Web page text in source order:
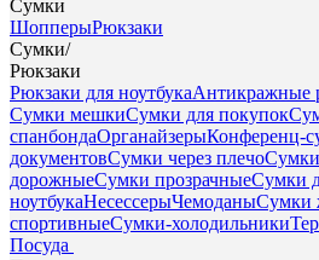
Сумки
ШопперыРюкзаки
Сумки/
Рюкзаки
Рюкзаки для ноутбукаАнтикражные
Сумки мешкиСумки для покупок
спанбондаОрганайзерыКонференц-
документовСумки через плечо
дорожныеСумки прозрачныеСумки
ноутбукаНесессерыЧемоданыСумки
спортивныеСумки-холодильники
Посуда